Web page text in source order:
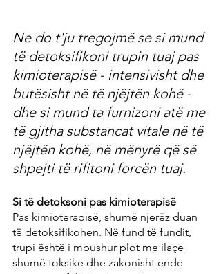
Ne do t'ju tregojmë se si mund
të detoksifikoni trupin tuaj pas
kimioterapisë - intensivisht dhe
butësisht në të njëjtën kohë -
dhe si mund ta furnizoni atë me
të gjitha substancat vitale në të
njëjtën kohë, në mënyrë që së
shpejti të rifitoni forcën tuaj.
Si të detoksoni pas kimioterapisë
Pas kimioterapisë, shumë njerëz duan
të detoksifikohen. Në fund të fundit,
trupi është i mbushur plot me ilaçe
shumë toksike dhe zakonisht ende